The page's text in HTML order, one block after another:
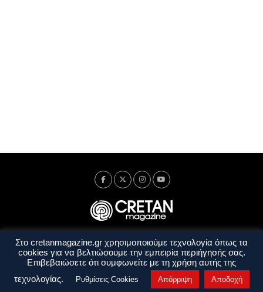
Ταυτότητα Πολιτική Απορρήτου
Όροι Χρήσης
Όροι και Προϋποθέσεις
Στο cretanmagazine.gr χρησιμοποιούμε τεχνολογία όπως τα
cookies για να βελτιώσουμε την εμπειρία περιήγησής σας.
Επιβεβαιώσετε ότι συμφωνείτε με τη χρήση αυτής της
τεχνολογίας.
Ρυθμίσεις Cookies Απόρριψη Αποδοχή